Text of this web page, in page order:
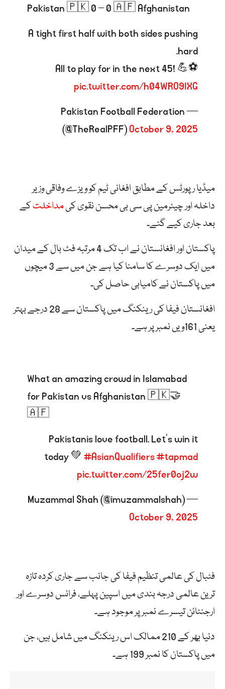
Pakistan 🇵🇰 0 – 0 🇦🇫 Afghanistan
A tight first half with both sides pushing
hard.
All to play for in the next 45! 💪⚽️
pic.twitter.com/h04WRO9IXG
— Pakistan Football Federation
(@TheRealPFF)October 9, 2025
میڈیا رپورٹس کے مطابق افغانی ٹیم کو ویزے وفاقی وزیر
داخلہ اور چیئرمین پی سی بی محسن نقوی کیمداخلتکے
بعد جاری کیے گئے۔
پاکستان اور افغانستان نے اب تک 4 مرتبہ فٹ بال کے میدان
میں ایک دوسرے کا سامنا کیا ہے جن میں سے 3 میچوں
میں پاکستان نے کامیابی حاصل کی۔
افغانستان فیفا کی رینکنگ میں پاکستان سے 28 درجے بہتر
یعنی 161ویں نمبر پر ہے۔
What an amazing crowd in Islamabad
for Pakistan vs Afghanistan 🇵🇰🤝
🇦🇫
Pakistanis love football. Let’s win it
today 💚#AsianQualifiers#tapmad
pic.twitter.com/25fer0oj2w
— Muzammal Shah (@imuzammalshah)
October 9, 2025
فٹبال کی عالمی تنظیم فیفا کی جانب سے جاری کردہ تازہ
ترین عالمی درجہ بندی میں اسپین پہلے، فرانس دوسرے اور
ارجنٹائن تیسرے نمبر پر موجود ہے۔
دنیا بھر کے 210 ممالک اس رینکنگ میں شامل ہیں، جن
میں پاکستان کا نمبر 199 ہے۔